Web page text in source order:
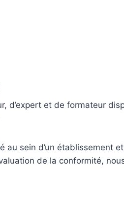
d’expert et de formateur
sein d’un établissement
de la conformité,